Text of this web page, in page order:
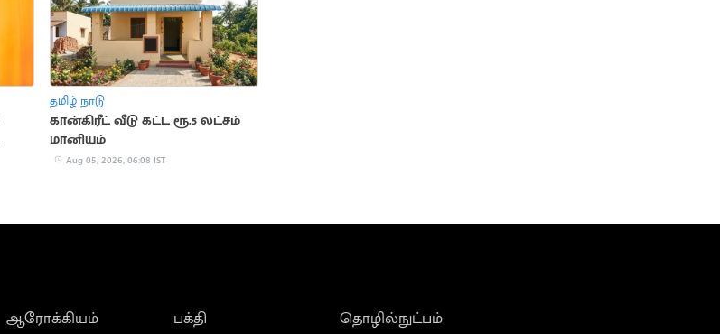
தமிழ் நாடு
கான்கிரீட் வீடு கட்ட ரூ.5 லட்சம்
மானியம்
Aug 05, 2026, 06:08 IST
ஆரோக்கியம்
பக்தி
தொழில்நுட்பம்